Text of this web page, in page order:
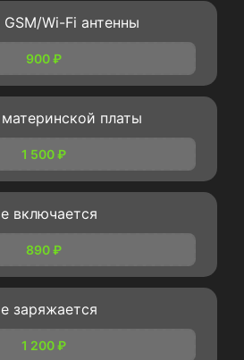
Wi-Fi антенны
900 ₽
платы
1 500 ₽
включается
890 ₽
заряжается
1 200 ₽